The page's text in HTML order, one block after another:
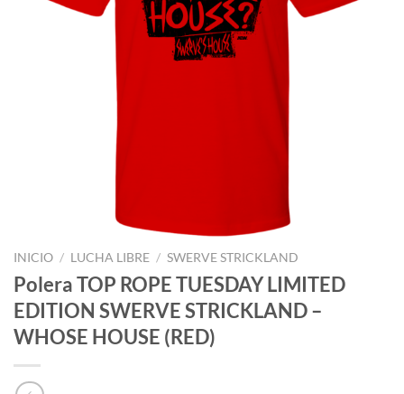
INICIO / LUCHA LIBRE / SWERVE STRICKLAND
Polera TOP ROPE TUESDAY LIMITED
EDITION SWERVE STRICKLAND –
WHOSE HOUSE (RED)